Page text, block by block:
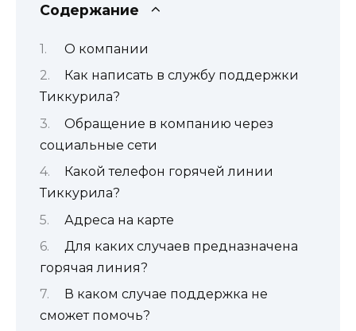
Содержание
О компании
Как написать в службу поддержки
Тиккурила?
Обращение в компанию через
социальные сети
Какой телефон горячей линии
Тиккурила?
Адреса на карте
Для каких случаев предназначена
горячая линия?
В каком случае поддержка не
сможет помочь?